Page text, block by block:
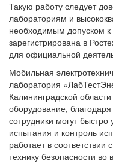
Такую работу следует
лабораториям и
необходимым допуском
зарегистрирована в
для официальной
Мобильная
лаборатория
Калининградской
оборудование,
сотрудники могут
испытания и контроль
работает в
технику безопасности